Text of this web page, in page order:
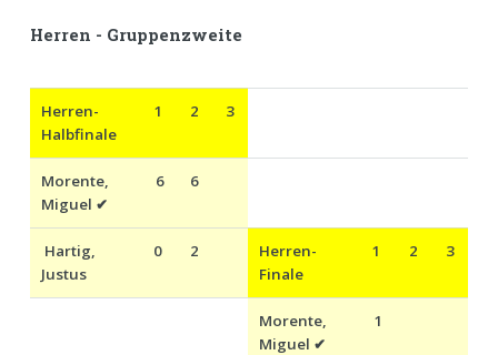
Herren - Gruppenzweite
Herren-
Halbfinale
1 2 3
Morente,
Miguel ✔
6 6
Hartig,
Justus
0 2 Herren-
Finale
1 2 3
Morente,
Miguel ✔
1